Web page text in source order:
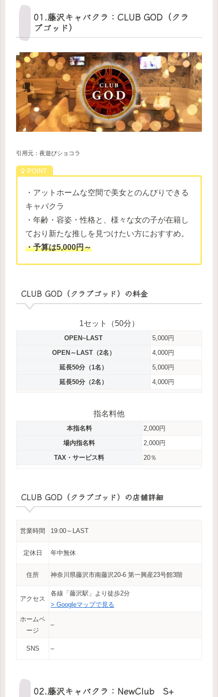
01.藤沢キャバクラ：CLUB GOD（クラ
ブゴッド）
引用元：夜遊びショコラ
・アットホームな空間で美女とのんびりできる
キャバクラ
・年齢・容姿・性格と、様々な女の子が在籍し
ており新たな推しを見つけたい方におすすめ。
・予算は5,000円～
CLUB GOD（クラブゴッド）の料金
1セット（50分）
OPEN~LAST
5,000円
OPEN～LAST（2名）
4,000円
延長50分（1名）
5,000円
延長50分（2名）
4,000円
指名料他
本指名料
2,000円
場内指名料
2,000円
TAX・サービス料
20％
CLUB GOD（クラブゴッド）の店舗詳細
営業時間 19:00～LAST
定休日 年中無休
住所 神奈川県藤沢市南藤沢20-6 第一興産23号館3階
アクセス
各線「藤沢駅」より徒歩2分
> Googleマップで見る
ホームペ
ージ
–
SNS –
02.藤沢キャバクラ：NewClub S+